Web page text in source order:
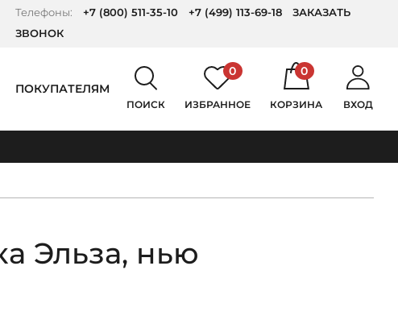
Телефоны: +7 (800) 511-35-10 +7 (499) 113-69-18
ЗАКАЗАТЬ
ЗВОНОК
ПОКУПАТЕЛЯМ
ПОИСК
0
ИЗБРАННОЕ
0
КОРЗИНА ВХОД
Эльза, нью